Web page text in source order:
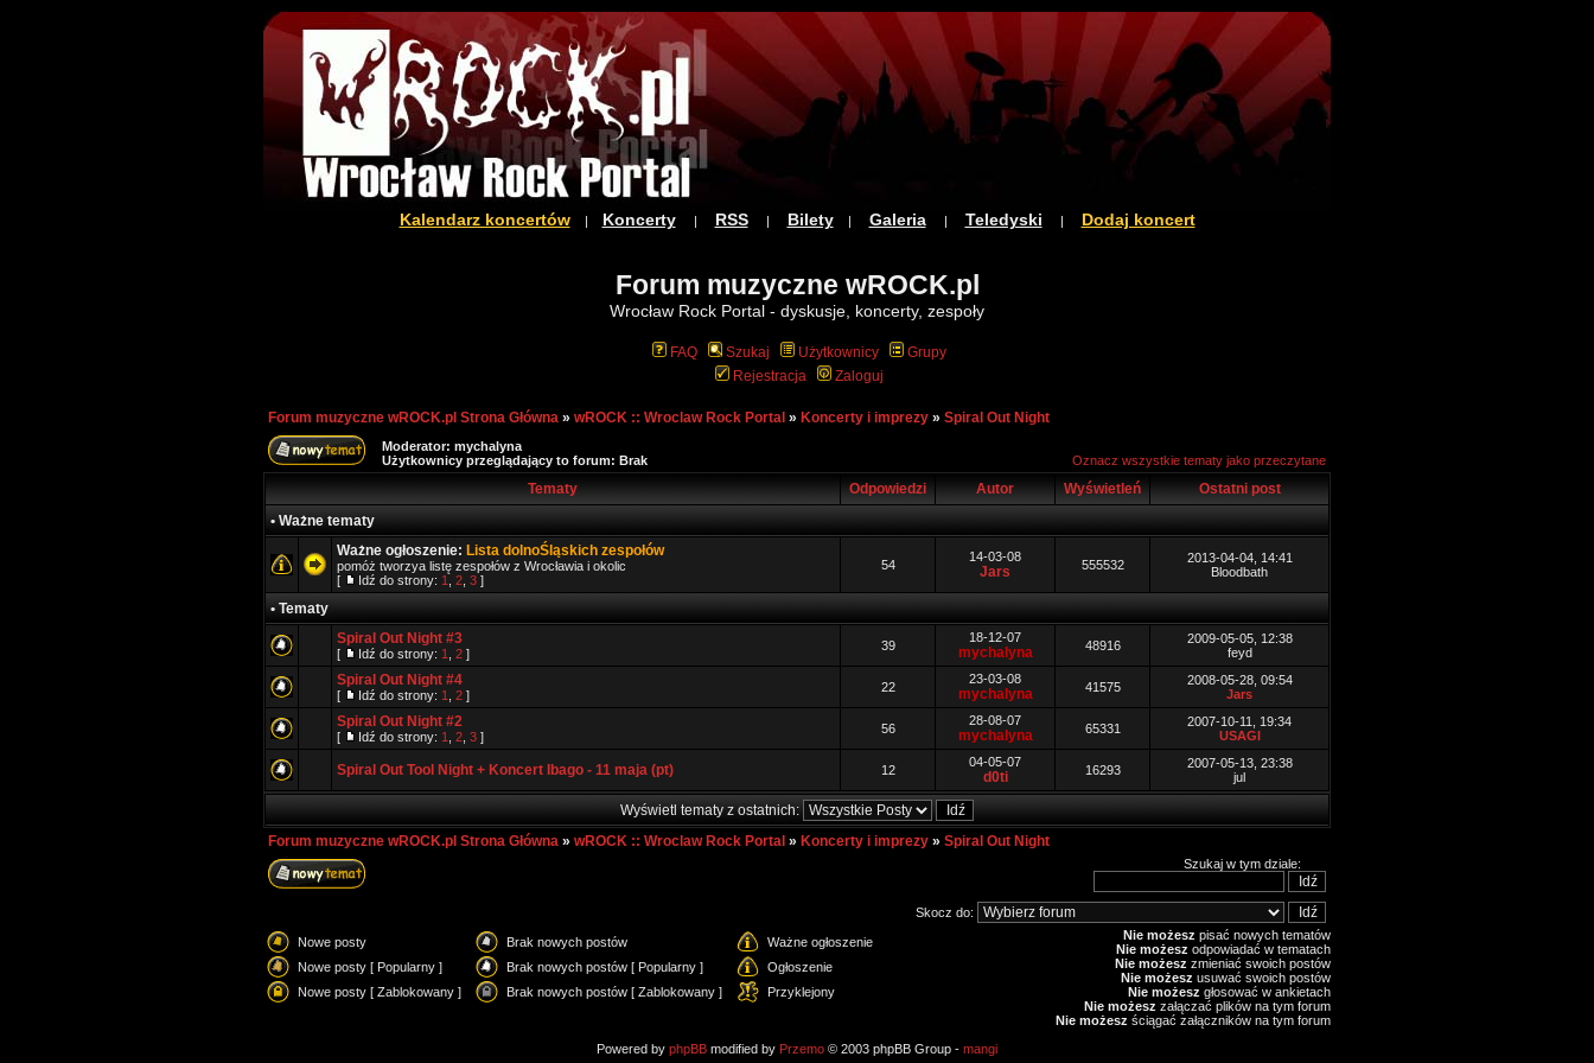
Kalendarz koncertów| Koncerty| RSS| Bilety| Galeria| Teledyski | Dodaj koncert
Forum muzyczne wROCK.pl
Wrocław Rock Portal - dyskusje, koncerty, zespoły
FAQ Szukaj Użytkownicy
Grupy
Rejestracja
Zaloguj
Forum muzyczne wROCK.pl Strona Główna » wROCK :: Wroclaw Rock Portal » Koncerty i imprezy » Spiral Out Night
Moderator: mychalyna
Użytkownicy przeglądający to forum: Brak
Oznacz wszystkie tematy jako przeczytane
Tematy Odpowiedzi Autor Wyświetleń
Ostatni post
• Ważne tematy
Ważne ogłoszenie: Lista dolnoŚląskich zespołów
pomóż tworzya listę zespołów z Wrocławia i okolic
[
Idź do strony: 1 2 3 ]
54
14-03-08
Jars 555532
2013-04-04, 14:41
Bloodbath
• Tematy
Spiral Out Night #3
[ Idź do strony: 1 2 ]
39
18-12-07
mychalyna 48916
2009-05-05, 12:38
feyd
Spiral Out Night #4
[ Idź do strony: 1 2 ]
22
23-03-08
mychalyna 41575
2008-05-28, 09:54
Jars
Spiral Out Night #2
[ Idź do strony: 1 2 3 ]
56
28-08-07
mychalyna 65331
2007-10-11, 19:34
USAGI
Spiral Out Tool Night + Koncert Ibago - 11 maja (pt) 12
04-05-07
d0ti 16293
2007-05-13, 23:38
jul
Wyświetl tematy z ostatnich:
Forum muzyczne wROCK.pl Strona Główna » wROCK :: Wroclaw Rock Portal » Koncerty i imprezy » Spiral Out Night
Szukaj w tym dziale:
Skocz do:
Nowe posty Brak nowych postów
Ważne ogłoszenie
Nowe posty [ Popularny ]
Brak nowych postów [ Popularny ]
Ogłoszenie
Nowe posty [ Zablokowany ]
Brak nowych postów [ Zablokowany ] Przyklejony
Nie możesz pisać nowych tematów
Nie możesz odpowiadać w tematach
Nie możesz zmieniać swoich postów
Nie możesz usuwać swoich postów
Nie możesz głosować w ankietach
Nie możesz załączać plików na tym forum
Nie możesz ściągać załączników na tym forum
Powered by phpBB modified by Przemo © 2003 phpBB Group - mangi